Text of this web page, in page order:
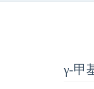
γ-甲